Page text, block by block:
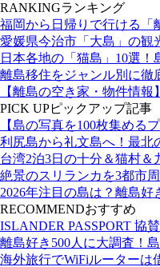
RANKINGランキング
福岡から日帰りで行ける「
愛媛県今治市「大島」の観
日本各地の「猫島」10選！
離島移住をジャンル別に徹
【離島の空き家・物件情
PICK UPピックアップ記事
【島の写真を100枚集める
利尻島から礼文島へ！最北
台湾2泊3日の十分＆猫村
絶景のスリランカを3都市
2026年注目の島は？離島
RECOMMENDおすすめ
ISLANDER PASSPORT 協
離島好き500人に大調査！
海外旅行でWiFiルーターは